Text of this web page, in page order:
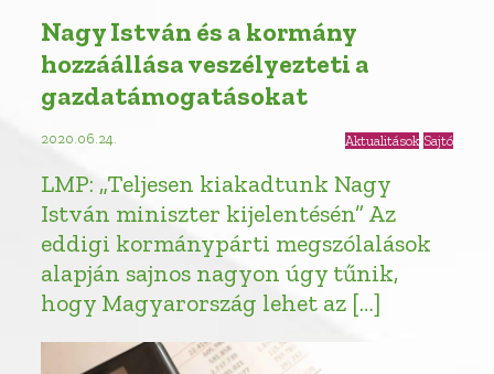
Nagy István és a kormány
hozzáállása veszélyezteti a
gazdatámogatásokat
2020.06.24. Aktualitások Sajtó
LMP: „Teljesen kiakadtunk Nagy
István miniszter kijelentésén” Az
eddigi kormánypárti megszólalások
alapján sajnos nagyon úgy tűnik,
hogy Magyarország lehet az […]